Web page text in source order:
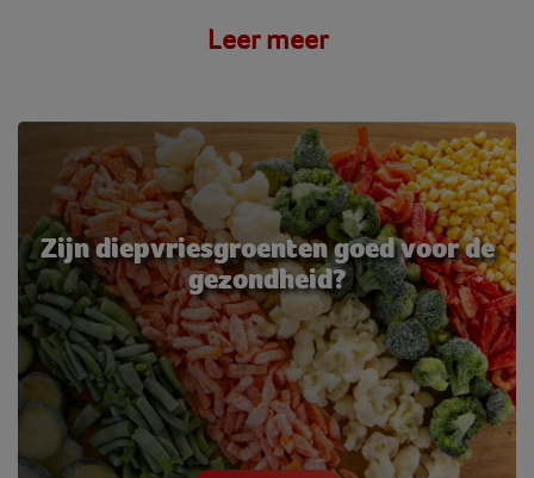
Leer meer
Zijn diepvriesgroenten goed voor de
gezondheid?